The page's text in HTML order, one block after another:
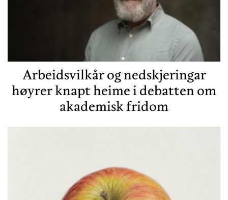
Arbeidsvilkår og nedskjeringar
høyrer knapt heime i debatten om
akademisk fridom